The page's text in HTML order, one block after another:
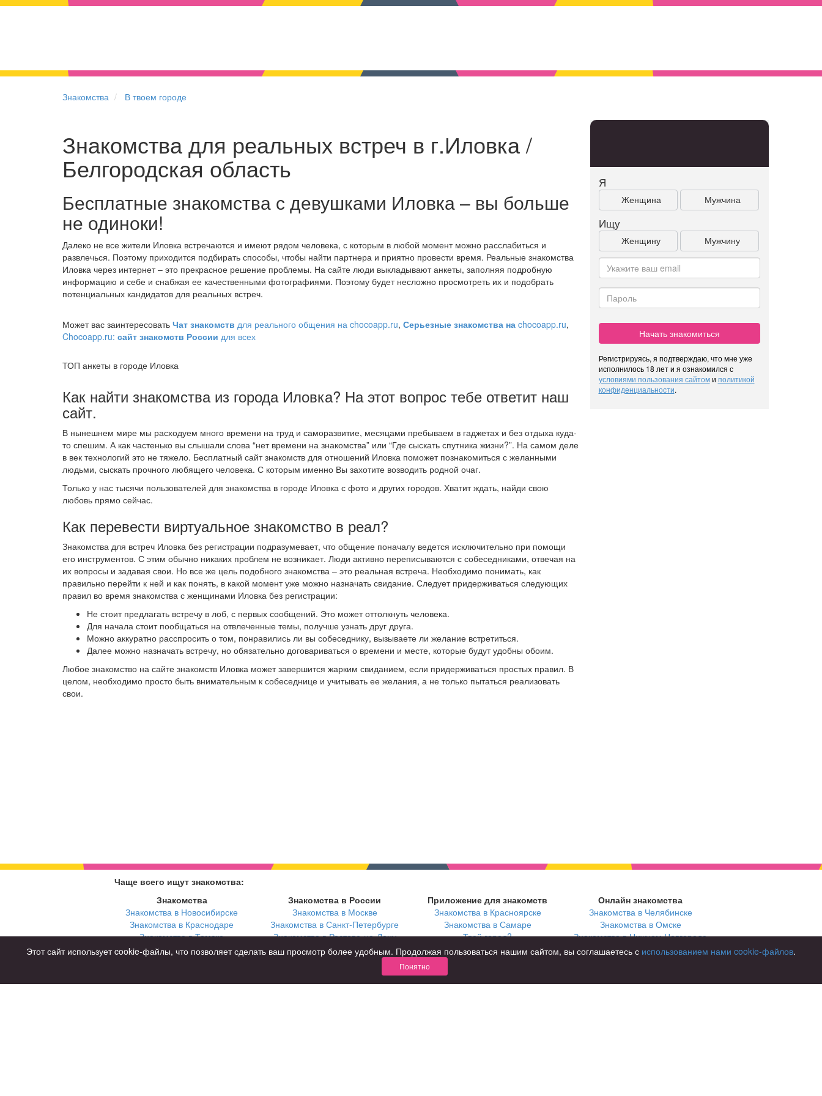
Знакомства В твоем городе
Знакомства для реальных встреч в г.Иловка /
Белгородская область
Бесплатные знакомства с девушками Иловка – вы больше
не одиноки!
Далеко не все жители Иловка встречаются и имеют рядом человека, с которым в любой момент можно расслабиться и
развлечься. Поэтому приходится подбирать способы, чтобы найти партнера и приятно провести время. Реальные знакомства
Иловка через интернет – это прекрасное решение проблемы. На сайте люди выкладывают анкеты, заполняя подробную
информацию и себе и снабжая ее качественными фотографиями. Поэтому будет несложно просмотреть их и подобрать
потенциальных кандидатов для реальных встреч.
Может вас заинтересовать Чат знакомств для реального общения на chocoapp.ru, Серьезные знакомства на chocoapp.ru,
Chocoapp.ru: сайт знакомств России для всех
ТОП анкеты в городе Иловка
Как найти знакомства из города Иловка? На этот вопрос тебе ответит наш
сайт.
В нынешнем мире мы расходуем много времени на труд и саморазвитие, месяцами пребываем в гаджетах и без отдыха куда-
то спешим. А как частенько вы слышали слова “нет времени на знакомства” или “Где сыскать спутника жизни?”. На самом деле
в век технологий это не тяжело. Бесплатный сайт знакомств для отношений Иловка поможет познакомиться с желанными
людьми, сыскать прочного любящего человека. С которым именно Вы захотите возводить родной очаг.
Только у нас тысячи пользователей для знакомства в городе Иловка с фото и других городов. Хватит ждать, найди свою
любовь прямо сейчас.
Как перевести виртуальное знакомство в реал?
Знакомства для встреч Иловка без регистрации подразумевает, что общение поначалу ведется исключительно при помощи
его инструментов. С этим обычно никаких проблем не возникает. Люди активно переписываются с собеседниками, отвечая на
их вопросы и задавая свои. Но все же цель подобного знакомства – это реальная встреча. Необходимо понимать, как
правильно перейти к ней и как понять, в какой момент уже можно назначать свидание. Следует придерживаться следующих
правил во время знакомства с женщинами Иловка без регистрации:
Не стоит предлагать встречу в лоб, с первых сообщений. Это может оттолкнуть человека.
Для начала стоит пообщаться на отвлеченные темы, получше узнать друг друга.
Можно аккуратно расспросить о том, понравились ли вы собеседнику, вызываете ли желание встретиться.
Далее можно назначать встречу, но обязательно договариваться о времени и месте, которые будут удобны обоим.
Любое знакомство на сайте знакомств Иловка может завершится жарким свиданием, если придерживаться простых правил. В
целом, необходимо просто быть внимательным к собеседнице и учитывать ее желания, а не только пытаться реализовать
свои.
Я
Женщина Мужчина
Ищу
Женщину Мужчину
Начать знакомиться
Регистрируясь, я подтверждаю, что мне уже
исполнилось 18 лет и я ознакомился с
условиями пользования сайтоми политикой
конфиденциальности.
Чаще всего ищут знакомства:
Знакомства
Знакомства в Новосибирске
Знакомства в Краснодаре
Знакомства в Томске
Знакомства в Екатеринбурге
Знакомства в России
Знакомства в Москве
Знакомства в Санкт-Петербурге
Знакомства в Ростове-на-Дону
Приложение для знакомств
Знакомства в Красноярске
Знакомства в Самаре
Твой город?
Онлайн знакомства
Знакомства в Челябинске
Знакомства в Омске
Знакомства в Нижнем Новгороде
Этот сайт использует cookie-файлы, что позволяет сделать ваш просмотр более удобным. Продолжая пользоваться нашим сайтом, вы соглашаетесь с использованием нами cookie-файлов.
Понятно